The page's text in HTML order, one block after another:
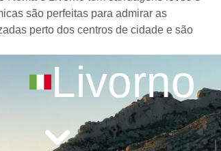
são perfeitas para admirar as
perto dos centros de cidade e são
Livorno